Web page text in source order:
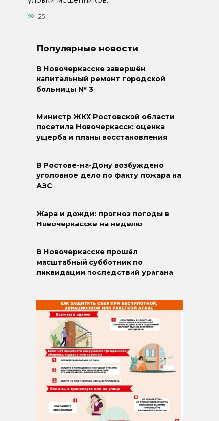
25
Популярные новости
В Новочеркасске завершён
капитальный ремонт городской
больницы № 3
Министр ЖКХ Ростовской области
посетила Новочеркасск: оценка
ущерба и планы восстановления
В Ростове-на-Дону возбуждено
уголовное дело по факту пожара на
АЗС
Жара и дожди: прогноз погоды в
Новочеркасске на неделю
В Новочеркасске прошёл
масштабный субботник по
ликвидации последствий урагана